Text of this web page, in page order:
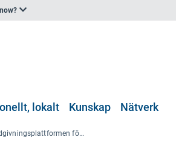
lokalt Kunskap Nätverk
Investeringsrådgivningsplattformen för klimatanpassning (Adapt)